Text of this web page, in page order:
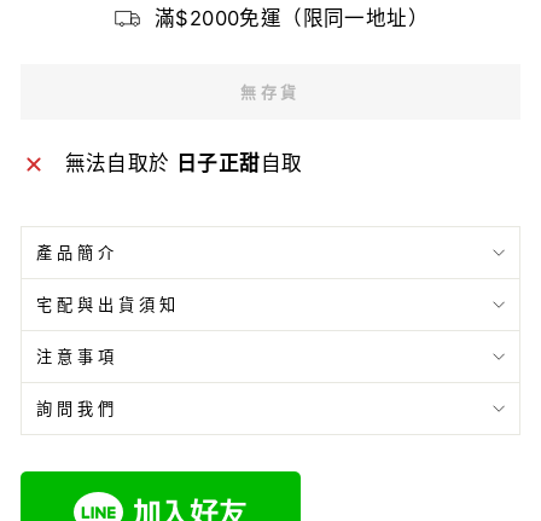
滿$2000免運（限同一地址）
無存貨
無法自取於 日子正甜自取
產品簡介
宅配與出貨須知
注意事項
詢問我們